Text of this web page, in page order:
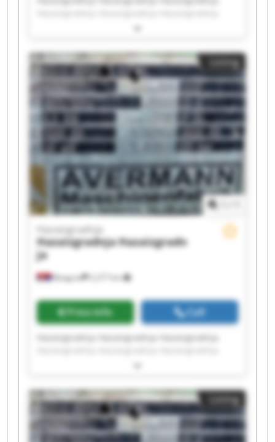
Hazaizgradnja Hazaizgradnja Hazaizgradnja
Hazaizgradnja Hazaizgradnja Hazaizgradnja
Hazaizgradnja Hazaizgradnja Hazaizgradnja
Hazaizgradnja Hazaizgradnja
Listing
Beograd 2,277 km
Hazaizgradnja
HazaizgradnjaHazaizgradn
ja
Price info Call
Hazaizgradnja Hazaizgradnja Hazaizgradnja
Hazaizgradnja Hazaizgradnja Hazaizgradnja
Hazaizgradnja Hazaizgradnja Hazaizgradnja
Hazaizgradnja Hazaizgradnja Hazaizgradnja
Hazaizgradnja Hazaizgradnja
Listing